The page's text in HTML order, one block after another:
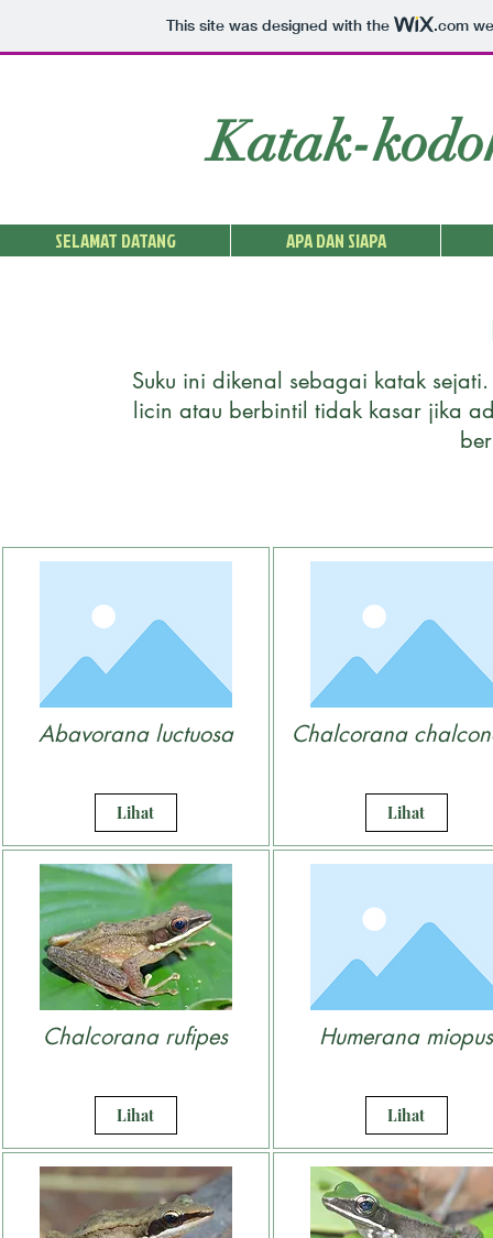
This site was designed with the .com
Katak-
SELAMAT DATANG APA DAN SIAPA
Suku ini dikenal sebagai katak
licin atau berbintil tidak kasar jika
Abavorana luctuosa
Lihat
Chalcorana rufipes
Lihat
Chalcorana
Lihat
Humerana miopus
Lihat